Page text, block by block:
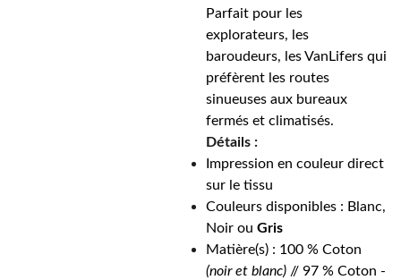
Parfait pour les
explorateurs, les
baroudeurs, les VanLifers qui
préfèrent les routes
sinueuses aux bureaux
fermés et climatisés.
Détails :
Impression en couleur direct
sur le tissu
Couleurs disponibles : Blanc,
Noir ou Gris
Matière(s) : 100 % Coton
(noir et blanc) // 97 % Coton -